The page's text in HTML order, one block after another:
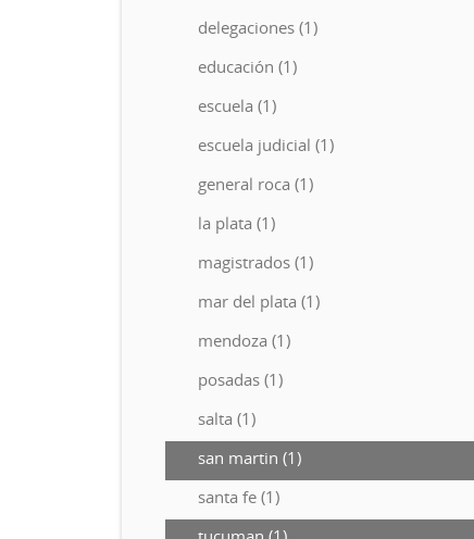
delegaciones (1)
educación (1)
escuela (1)
escuela judicial (1)
general roca (1)
la plata (1)
magistrados (1)
mar del plata (1)
mendoza (1)
posadas (1)
salta (1)
san martin (1)
santa fe (1)